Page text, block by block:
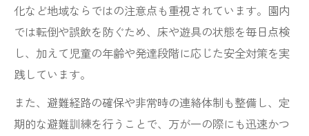
化など地域ならではの注意点も重視されています。園内
では転倒や誤飲を防ぐため、床や遊具の状態を毎日点検
し、加えて児童の年齢や発達段階に応じた安全対策を実
践しています。
また、避難経路の確保や非常時の連絡体制も整備し、定
期的な避難訓練を行うことで、万が一の際にも迅速かつ